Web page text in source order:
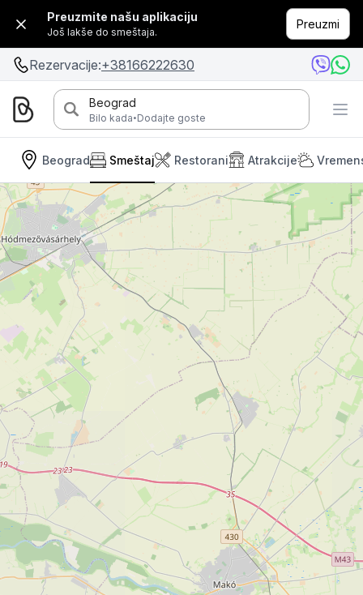
Preuzmite našu aplikaciju
Još lakše do smeštaja.
Preuzmi
Rezervacije:+38166222630
Beograd
Bilo kada·Dodajte goste
Beograd Smeštaj Restorani Atrakcije